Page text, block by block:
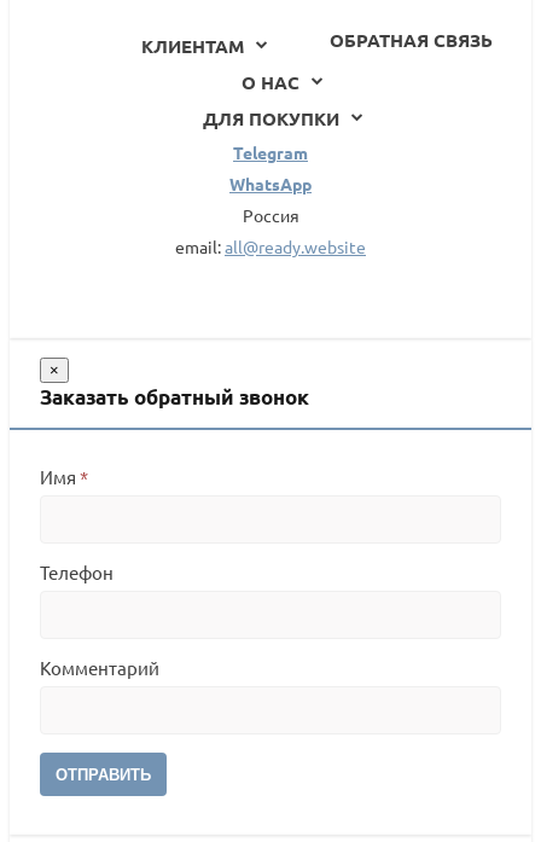
ОБРАТНАЯ СВЯЗЬ
КЛИЕНТАМ
О НАС
ДЛЯ ПОКУПКИ
Telegram
WhatsApp
Россия
email:all@ready.website
×
Заказать обратный звонок
Имя *
Телефон
Комментарий
ОТПРАВИТЬ